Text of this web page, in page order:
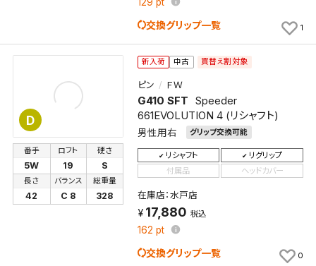
交換グリップ一覧 1
D
新入荷 中古 買替え割対象
ピン ＦＷ
G410 SFT Speeder
661EVOLUTION 4 (リシャフト)
男性用右 グリップ交換可能
番手
5W
ロフト
19
硬さ
S
長さ
42
バランス
C 8
総重量
328
リシャフト
リグリップ
付属品
ヘッドカバー
在庫店：水戸店
17,880 税込
162 pt
交換グリップ一覧 0